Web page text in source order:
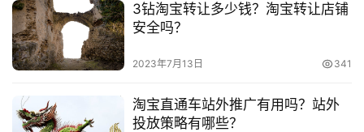
视
频
淘
https://www.zaotuan.com.cn/140837.html
版权声明：本文内容由互联网用户自发贡献，该文观点仅代表
作者本人。本站仅提供信息存储空间服务，不拥有所有权，不
容， 请发送邮件至 153055113@qq.com 举报，一经查实，
本站将立刻删除。
3钻淘宝转让多少钱？淘宝转让店铺
安全吗？
2023年7月13日 341
淘宝直通车站外推广有用吗？站外
投放策略有哪些？